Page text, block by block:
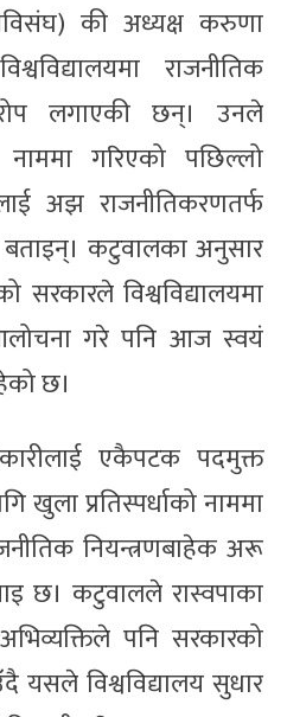
की अध्यक्ष करुणा
राजनीतिक
लगाएकी छन्। उनले
नाममा गरिएको पछिल्लो
अझ राजनीतिकरणतर्फ
कटुवालका अनुसार
सरकारले विश्वविद्यालयमा
गरे पनि आज स्वयं
छ।
एकैपटक पदमुक्त
खुला प्रतिस्पर्धाको नाममा
नियन्त्रणबाहेक अरू
छ। कटुवालले रास्वपाका
अभिव्यक्तिले पनि सरकारको
यसले विश्वविद्यालय सुधार